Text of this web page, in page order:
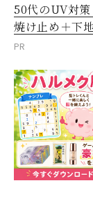
50代のUV対策
焼け止め＋下
PR